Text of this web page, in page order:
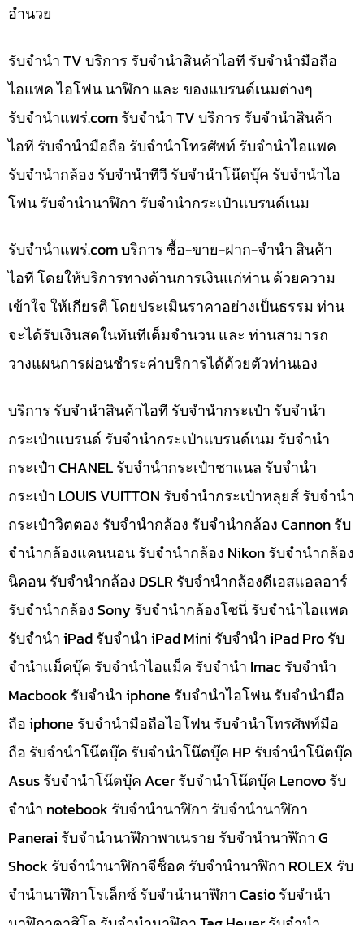
อำนวย
รับจำนำ TV บริการ รับจำนำสินค้าไอที รับจำนำมือถือ
ไอแพค ไอโฟน นาฬิกา และ ของแบรนด์เนมต่างๆ
รับจํานําแพร่.com รับจำนำ TV บริการ รับจำนำสินค้า
ไอที รับจำนำมือถือ รับจำนำโทรศัพท์ รับจำนำไอแพค
รับจำนำกล้อง รับจำนำทีวี รับจำนำโน๊ดบุ๊ค รับจำนำไอ
โฟน รับจำนำนาฬิกา รับจำนำกระเป๋าแบรนด์เนม
รับจํานําแพร่.com บริการ ซื้อ-ขาย-ฝาก-จำนำ สินค้า
ไอที โดยให้บริการทางด้านการเงินแก่ท่าน ด้วยความ
เข้าใจ ให้เกียรติ โดยประเมินราคาอย่างเป็นธรรม ท่าน
จะได้รับเงินสดในทันทีเต็มจำนวน และ ท่านสามารถ
วางแผนการผ่อนชำระค่าบริการได้ด้วยตัวท่านเอง
บริการ รับจำนำสินค้าไอที รับจำนำกระเป๋า รับจำนำ
กระเป๋าแบรนด์ รับจำนำกระเป๋าแบรนด์เนม รับจำนำ
กระเป๋า CHANEL รับจำนำกระเป๋าชาแนล รับจำนำ
กระเป๋า LOUIS VUITTON รับจำนำกระเป๋าหลุยส์ รับจำนำ
กระเป๋าวิตตอง รับจำนำกล้อง รับจำนำกล้อง Cannon รับ
จำนำกล้องแคนนอน รับจำนำกล้อง Nikon รับจำนำกล้อง
นิคอน รับจำนำกล้อง DSLR รับจำนำกล้องดีเอสแอลอาร์
รับจำนำกล้อง Sony รับจำนำกล้องโซนี่ รับจำนำไอแพด
รับจำนำ iPad รับจำนำ iPad Mini รับจำนำ iPad Pro รับ
จำนำแม็คบุ๊ค รับจำนำไอแม็ค รับจำนำ Imac รับจำนำ
Macbook รับจำนำ iphone รับจำนำไอโฟน รับจำนำมือ
ถือ iphone รับจำนำมือถือไอโฟน รับจำนำโทรศัพท์มือ
ถือ รับจำนำโน๊ตบุ๊ค รับจำนำโน๊ตบุ๊ค HP รับจำนำโน๊ตบุ๊ค
Asus รับจำนำโน๊ตบุ๊ค Acer รับจำนำโน๊ตบุ๊ค Lenovo รับ
จำนำ notebook รับจำนำนาฬิกา รับจำนำนาฬิกา
Panerai รับจำนำนาฬิกาพาเนราย รับจำนำนาฬิกา G
Shock รับจำนำนาฬิกาจีช็อค รับจำนำนาฬิกา ROLEX รับ
จำนำนาฬิกาโรเล็กซ์ รับจำนำนาฬิกา Casio รับจำนำ